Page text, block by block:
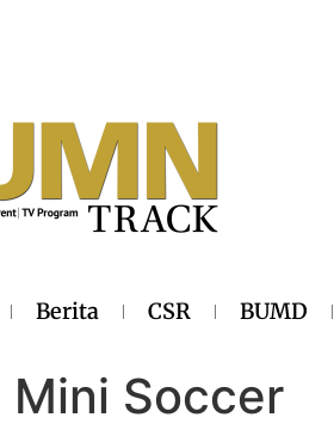
Berita CSR BUMD
Mini Soccer